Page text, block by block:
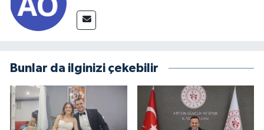
Bunlar da ilginizi çekebilir